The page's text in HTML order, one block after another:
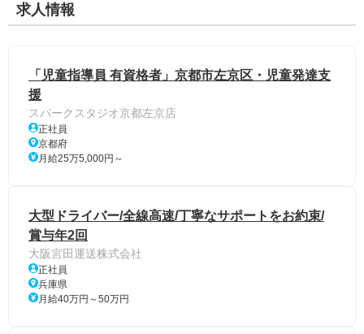
求人情報
「児童指導員 有資格者」京都市左京区・児童発達支
援
スパークスタジオ京都左京店
正社員
京都府
月給25万5,000円～
大型ドライバー/全線高速/丁寧なサポートをお約束/
賞与年2回
大阪宮田運送株式会社
正社員
兵庫県
月給40万円～50万円